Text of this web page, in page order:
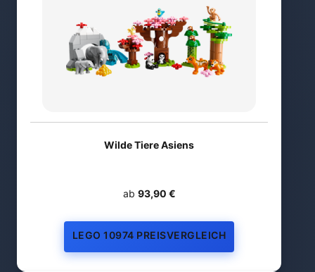
Wilde Tiere Asiens
ab 93,90 €
LEGO 10974 PREISVERGLEICH